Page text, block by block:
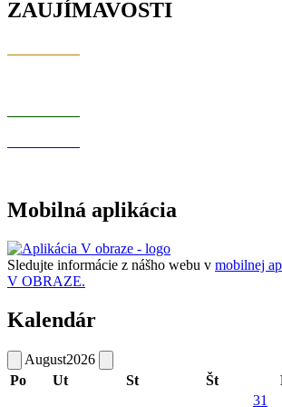
ZAUJÍMAVOSTI
Mobilná aplikácia
Sledujte informácie z nášho webu v mobilnej
V OBRAZE.
Kalendár
August2026
Po
Ut St Št
31